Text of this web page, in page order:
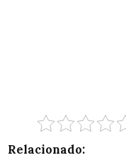
Relacionado: